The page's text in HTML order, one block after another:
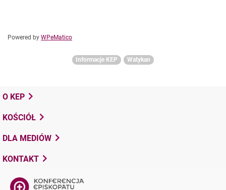
Powered by WPeMatico
Informacje KEP Watykan
O KEP
KOŚCIÓŁ
DLA MEDIÓW
KONTAKT